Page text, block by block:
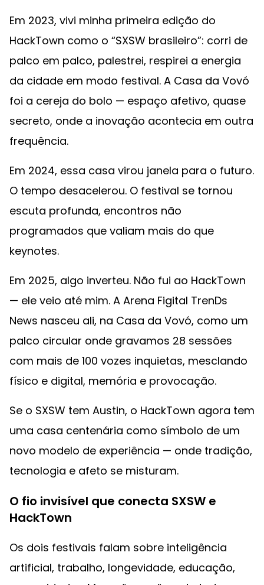
Em 2023, vivi minha primeira edição do
HackTown como o “SXSW brasileiro”: corri de
palco em palco, palestrei, respirei a energia
da cidade em modo festival. A Casa da Vovó
foi a cereja do bolo — espaço afetivo, quase
secreto, onde a inovação acontecia em outra
frequência.
Em 2024, essa casa virou janela para o futuro.
O tempo desacelerou. O festival se tornou
escuta profunda, encontros não
programados que valiam mais do que
keynotes.
Em 2025, algo inverteu. Não fui ao HackTown
— ele veio até mim. A Arena Figital TrenDs
News nasceu ali, na Casa da Vovó, como um
palco circular onde gravamos 28 sessões
com mais de 100 vozes inquietas, mesclando
físico e digital, memória e provocação.
Se o SXSW tem Austin, o HackTown agora tem
uma casa centenária como símbolo de um
novo modelo de experiência — onde tradição,
tecnologia e afeto se misturam.
O fio invisível que conecta SXSW e
HackTown
Os dois festivais falam sobre inteligência
artificial, trabalho, longevidade, educação,